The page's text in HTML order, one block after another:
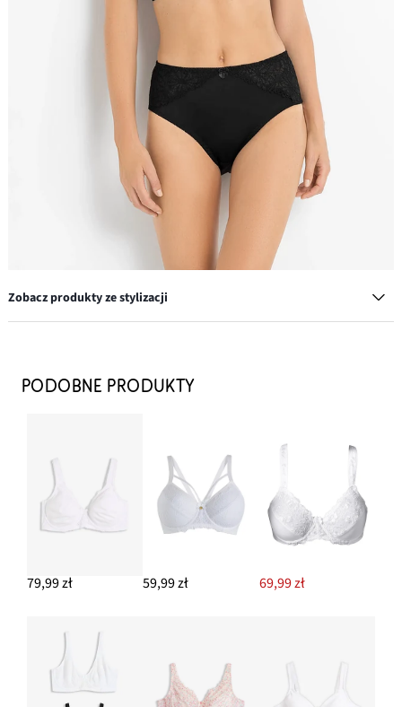
Zobacz produkty ze stylizacji
97,99 zł
67,99 zł
DODAJ DO KOSZYKA
PODOBNE PRODUKTY
79,99 zł 59,99 zł 69,99 zł